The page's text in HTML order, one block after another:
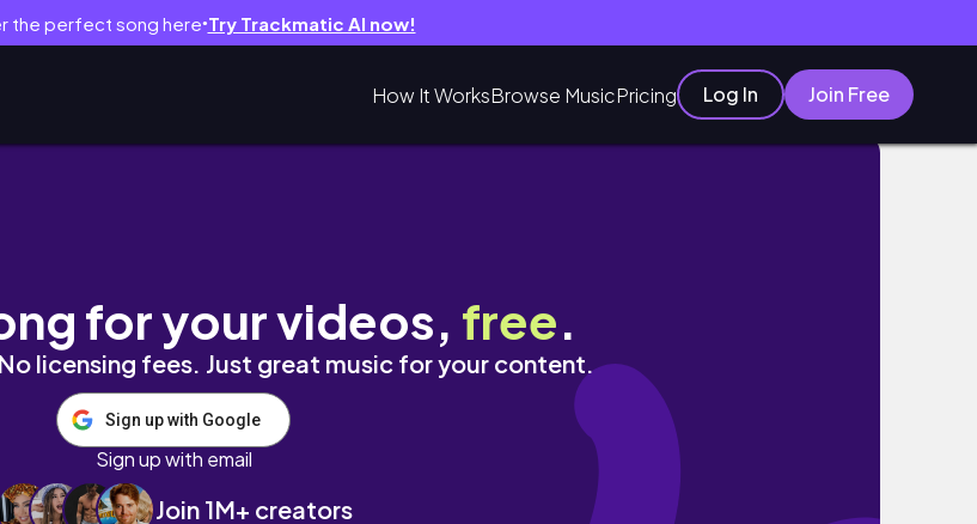
the perfect song here● Try Trackmatic AI now!
How It WorksBrowse MusicPricing Log In Join Free
кофе, гуляния и рукоделие🌳📖🧋
for your videos, free.
licensing fees. Just great music for your content.
Sign up with Google
Sign up with email
Join 1M+ creators